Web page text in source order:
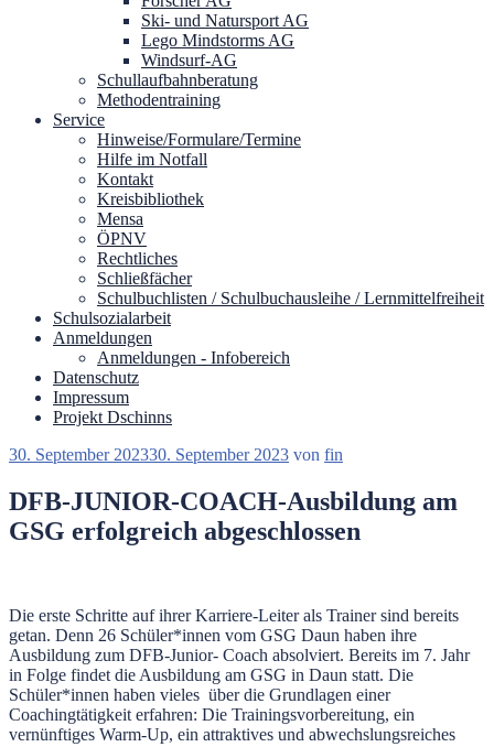
Ski- und Natursport AG
Lego Mindstorms AG
Windsurf-AG
Schullaufbahnberatung
Methodentraining
Service
Hinweise/Formulare/Termine
Hilfe im Notfall
Kontakt
Kreisbibliothek
Mensa
ÖPNV
Rechtliches
Schließfächer
Schulbuchlisten / Schulbuchausleihe / Lernmittelfreiheit
Schulsozialarbeit
Anmeldungen
Anmeldungen - Infobereich
Datenschutz
Impressum
Projekt Dschinns
Veröffentlicht
30. September 202330. September 2023 von fin
DFB-JUNIOR-COACH-Ausbildung am
GSG erfolgreich abgeschlossen
Die erste Schritte auf ihrer Karriere-Leiter als Trainer sind bereits
getan. Denn 26 Schüler*innen vom GSG Daun haben ihre
Ausbildung zum DFB-Junior- Coach absolviert. Bereits im 7. Jahr
in Folge findet die Ausbildung am GSG in Daun statt. Die
Schüler*innen haben vieles über die Grundlagen einer
Coachingtätigkeit erfahren: Die Trainingsvorbereitung, ein
vernünftiges Warm-Up, ein attraktives und abwechslungsreiches